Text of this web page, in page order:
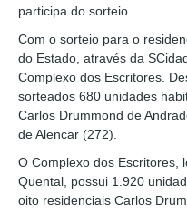
participa do sorteio.
Com o sorteio para o
do Estado, através da
Complexo dos Escritores.
sorteados 680 unidades
Carlos Drummond de
de Alencar (272).
O Complexo dos Escritores,
Quental, possui 1.920
oito residenciais Carlos